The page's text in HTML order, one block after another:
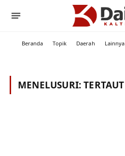
Beranda Topik Daerah Lainnya
MENELUSURI:TERTAUT